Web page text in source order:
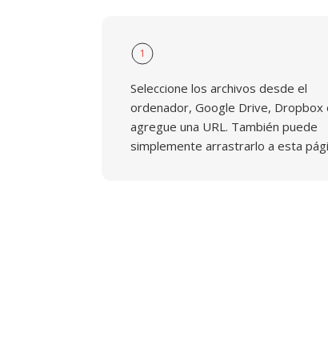
1
Seleccione los archivos desde el
ordenador, Google Drive, Dropbox
agregue una URL. También puede
simplemente arrastrarlo a esta